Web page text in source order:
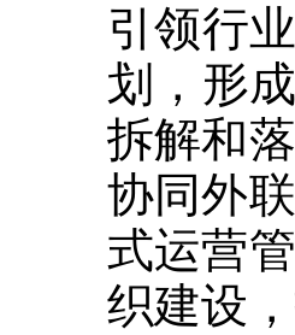
引领行
划，形
拆解和
协同外
式运营
织建设